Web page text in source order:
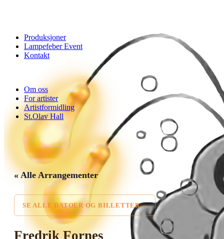
Produksjoner
Lampefeber Event
Kontakt
Om oss
For artister
Artistformidling
St.Olav Hall
« Alle Arrangementer
SE ALLE DATOER OG BILLETTER
Fredrik Fornes